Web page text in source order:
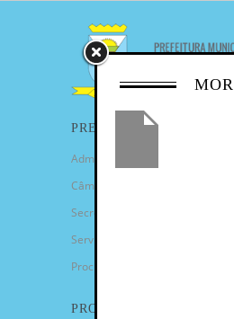
PREFEITURA
Administração Municipal
Câmara de Vereadores
Secretarias
Serviços
Procuradoria Geral
PROGRAMAS